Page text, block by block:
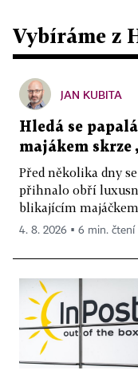
Vybíráme z
JAN KUBITA
Hledá se
majákem skrze
Před několika dny
přihnalo obří
blikajícím
4. 8. 2026 ▪ 6 min. čtení